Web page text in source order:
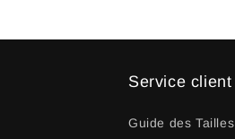
Service client
Guide des Tailles